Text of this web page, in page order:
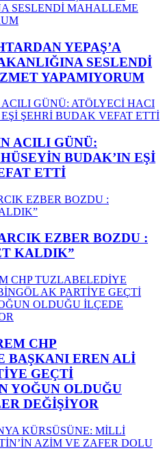
YEPAŞ’A
SESLENDİ
YAPAMIYORUM
ACILI GÜNÜ:
BUDAK’IN EŞİ
ETTİ
EZBER BOZDU :
KALDIK”
CHP
BAŞKANI EREN ALİ
GEÇTİ
YOĞUN OLDUĞU
DEĞİŞİYOR